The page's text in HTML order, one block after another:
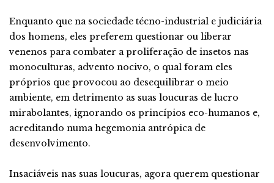
Enquanto que na sociedade técno-industrial e judiciária
dos homens, eles preferem questionar ou liberar
venenos para combater a proliferação de insetos nas
monoculturas, advento nocivo, o qual foram eles
próprios que provocou ao desequilibrar o meio
ambiente, em detrimento as suas loucuras de lucro
mirabolantes, ignorando os princípios eco-humanos e,
acreditando numa hegemonia antrópica de
desenvolvimento.
Insaciáveis nas suas loucuras, agora querem questionar